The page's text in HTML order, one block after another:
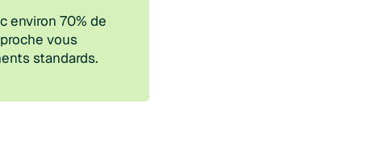
environ 70% de
vous
standards.